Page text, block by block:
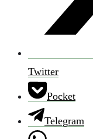
Twitter
Pocket
Telegram